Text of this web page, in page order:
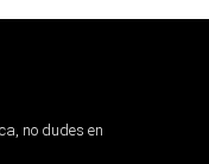
no dudes en